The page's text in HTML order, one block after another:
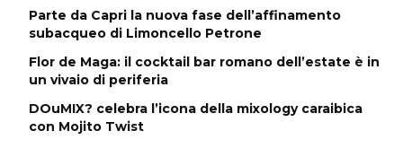
Parte da Capri la nuova fase dell’affinamento
subacqueo di Limoncello Petrone
Flor de Maga: il cocktail bar romano dell’estate è in
un vivaio di periferia
DOuMIX? celebra l’icona della mixology caraibica
con Mojito Twist